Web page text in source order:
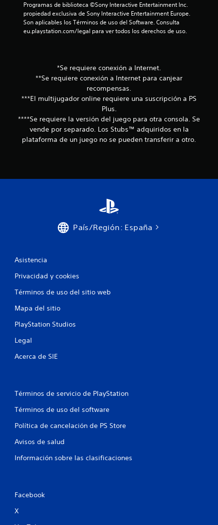
c
i
e
s
Programas de biblioteca ©Sony Interactive Entertainment Inc.
propiedad exclusiva de Sony Interactive Entertainment Europe.
Son aplicables los Términos de uso del Software. Consulta
eu.playstation.com/legal para ver todos los derechos de uso.
*Se requiere conexión a Internet.
**Se requiere conexión a Internet para canjear
recompensas.
***El multijugador online requiere una suscripción a PS
Plus.
****Se requiere la versión del juego para otra consola. Se
vende por separado. Los Stubs™ adquiridos en la
plataforma de un juego no se pueden transferir a otro.
País/Región: España
Asistencia
Privacidad y cookies
Términos de uso del sitio web
Mapa del sitio
PlayStation Studios
Legal
Acerca de SIE
Términos de servicio de PlayStation
Términos de uso del software
Política de cancelación de PS Store
Avisos de salud
Información sobre las clasificaciones
Facebook
X